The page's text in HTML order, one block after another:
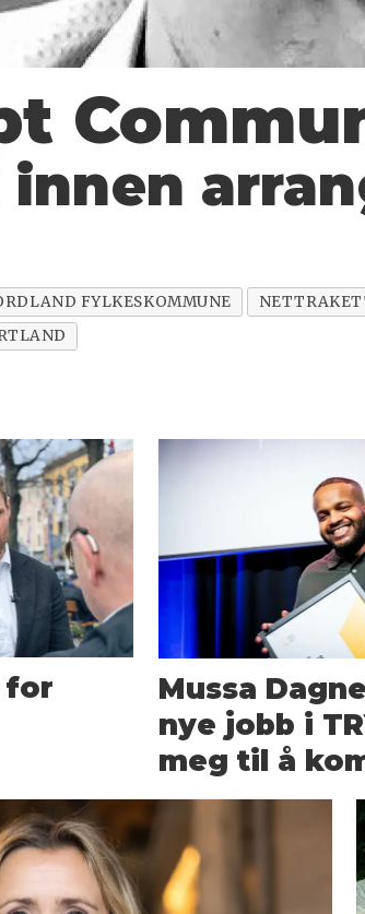
FYLKESKOMMUNE
for
Mussa
nye jobb i
meg til å